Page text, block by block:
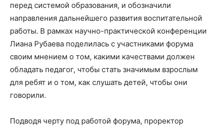
перед системой образования, и обозначили
направления дальнейшего развития воспитательной
работы. В рамках научно-практической конференции
Лиана Рубаева поделилась с участниками форума
своим мнением о том, какими качествами должен
обладать педагог, чтобы стать значимым взрослым
для ребят и о том, как слушать детей, чтобы они
говорили.
Подводя черту под работой форума, проректор